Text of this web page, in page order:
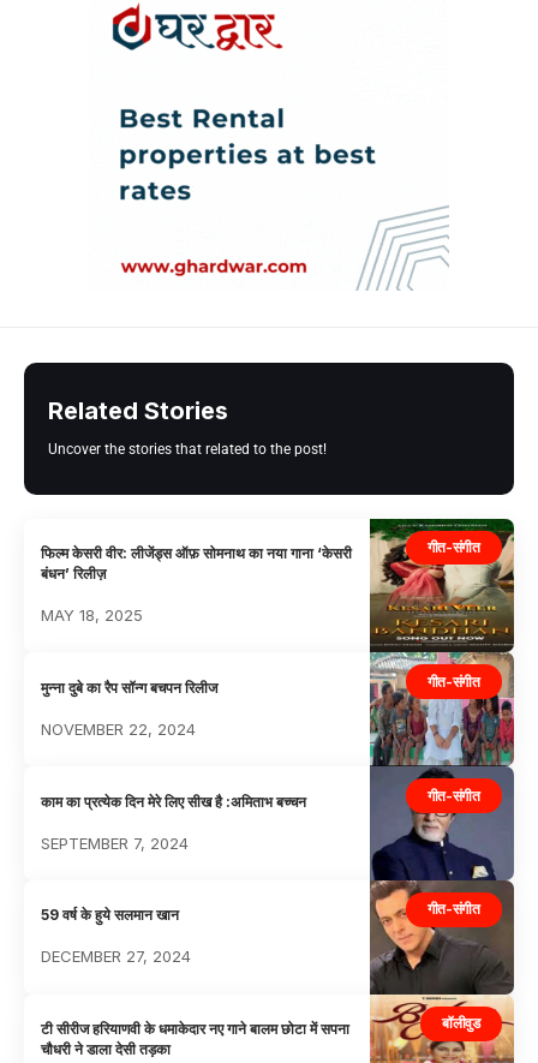
Related Stories
Uncover the stories that related to the post!
गीत-संगीत
फिल्म केसरी वीर: लीजेंड्स ऑफ़ सोमनाथ का नया गाना ‘केसरी
बंधन’ रिलीज़
MAY 18, 2025
गीत-संगीत
मुन्ना दुबे का रैप सॉन्ग बचपन रिलीज
NOVEMBER 22, 2024
गीत-संगीत
काम का प्रत्येक दिन मेरे लिए सीख है :अमिताभ बच्चन
SEPTEMBER 7, 2024
गीत-संगीत
59 वर्ष के हुये सलमान खान
DECEMBER 27, 2024
बॉलीवुड
टी सीरीज हरियाणवी के धमाकेदार नए गाने बालम छोटा में सपना
चौधरी ने डाला देसी तड़का